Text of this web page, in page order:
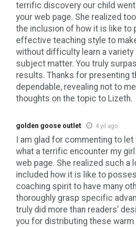
terrific discovery our child
your web page. She realized
the inclusion of how it is like to
effective teaching style to
without difficulty learn a
subject matter. You truly
results. Thanks for presenting
dependable, revealing not to
thoughts on the topic to Lizeth.
golden goose outlet 4 yıl ago
I am glad for commenting to
what a terrific encounter my
web page. She realized such a
included how it is like to
coaching spirit to have many
thoroughly grasp specific
truly did more than readers’
you for distributing these warm